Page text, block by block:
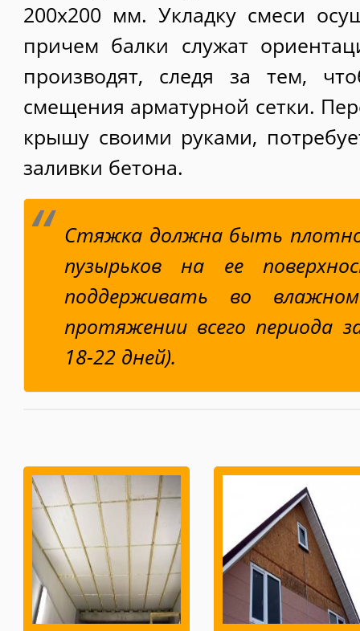
200х200 мм. Укладку смеси
причем балки служат
производят, следя за тем,
смещения арматурной сетки.
крышу своими руками,
заливки бетона.
Стяжка должна быть
пузырьков на ее
поддерживать во
протяжении всего периода
18-22 дней).